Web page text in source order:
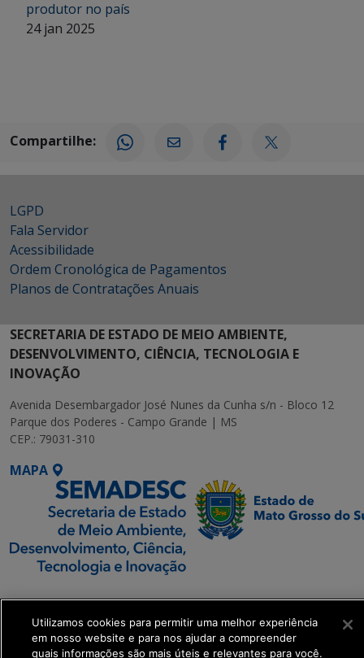
produtor no país
24 jan 2025
Compartilhe:
LGPD
Fala Servidor
Acessibilidade
Ordem Cronológica de Pagamentos
Planos de Contratações Anuais
SECRETARIA DE ESTADO DE MEIO AMBIENTE,
DESENVOLVIMENTO, CIÊNCIA, TECNOLOGIA E
INOVAÇÃO
Avenida Desembargador José Nunes da Cunha s/n - Bloco 12
Parque dos Poderes - Campo Grande | MS
CEP.: 79031-310
MAPA
SETDIG | Secretaria-
Executiva de
Transformação Digital
Utilizamos cookies para permitir uma melhor experiência
em nosso website e para nos ajudar a compreender
quais informações são mais úteis e relevantes para você.